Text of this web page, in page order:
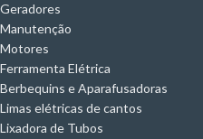
Geradores
Manutenção
Motores
Ferramenta Elétrica
Berbequins e Aparafusadoras
Limas elétricas de cantos
Lixadora de Tubos